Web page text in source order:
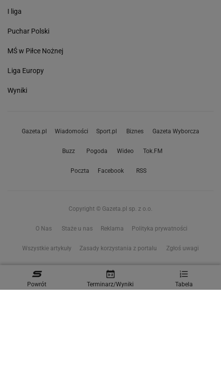
Powrót Terminarz/Wyniki Tabela
I liga
Puchar Polski
MŚ w Piłce Nożnej
Liga Europy
Wyniki
Gazeta.pl Wiadomości Sport.pl Biznes Gazeta Wyborcza
Buzz Pogoda Wideo Tok.FM
Poczta Facebook RSS
Copyright © Gazeta.pl sp. z o.o.
O Nas Staże u nas Reklama Polityka prywatności
Wszystkie artykuły Zasady korzystania z portalu Zgłoś uwagi